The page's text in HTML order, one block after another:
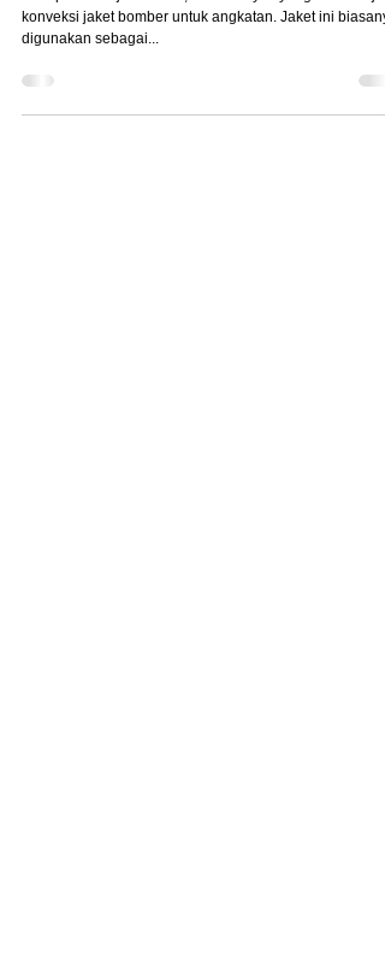
Setiap tahun ajaran baru, tentu banyak yang mencari
digunakan sebagai...